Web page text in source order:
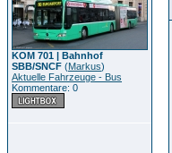
KOM 701 | Bahnhof
SBB/SNCF (Markus)
Aktuelle Fahrzeuge - Bus
Kommentare: 0